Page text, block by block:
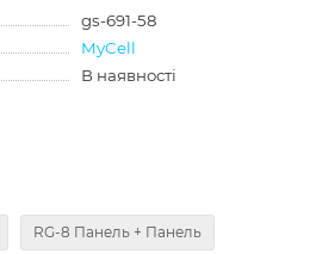
gs-691-58
MyCell
В наявності
RG-8 Панель + Панель